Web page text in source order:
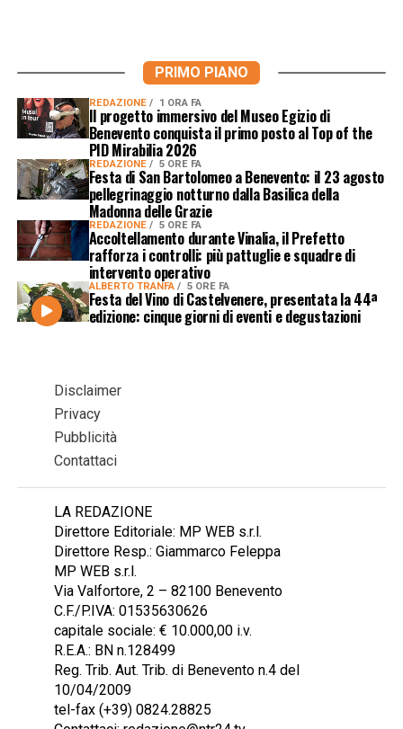
PRIMO PIANO
REDAZIONE 1 ORA FA
Il progetto immersivo del Museo Egizio di
Benevento conquista il primo posto al Top of the
PID Mirabilia 2026
REDAZIONE 5 ORE FA
Festa di San Bartolomeo a Benevento: il 23 agosto
pellegrinaggio notturno dalla Basilica della
Madonna delle Grazie
REDAZIONE 5 ORE FA
Accoltellamento durante Vinalia, il Prefetto
rafforza i controlli: più pattuglie e squadre di
intervento operativo
ALBERTO TRANFA 5 ORE FA
Festa del Vino di Castelvenere, presentata la 44ª
edizione: cinque giorni di eventi e degustazioni
Disclaimer
Privacy
Pubblicità
Contattaci
LA REDAZIONE
Direttore Editoriale: MP WEB s.r.l.
Direttore Resp.: Giammarco Feleppa
MP WEB s.r.l.
Via Valfortore, 2 – 82100 Benevento
C.F./P.IVA: 01535630626
capitale sociale: € 10.000,00 i.v.
R.E.A.: BN n.128499
Reg. Trib. Aut. Trib. di Benevento n.4 del
10/04/2009
tel-fax (+39) 0824.28825